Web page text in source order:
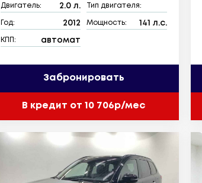
Двигатель: 2.0 л. Тип двигателя:
Год: 2012 Мощность: 141 л.с.
КПП: автомат
Забронировать
В кредит от 10 706р/мес